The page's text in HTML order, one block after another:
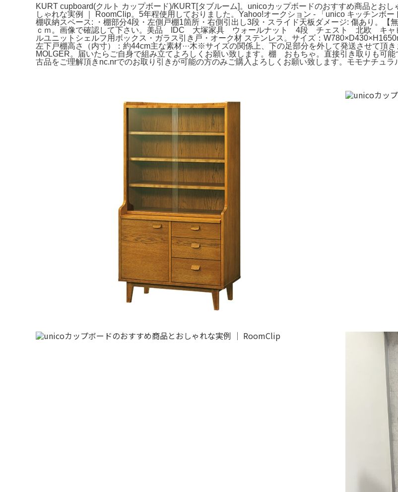
KURT cupboard(クルト カップボード)/KURT[タブルーム]。unicoカップボードのおすすめ商品とお
しゃれな実例 ｜ RoomClip。5年程使用しておりました。Yahoo!オークション - 「unico キッチンボ
棚収納スペース: ・棚部分4段・左側戸棚1箇所・右側引出し3段・スライド天板ダメージ: 傷あり。【
ｃｍ。画像で確認して下さい。美品 IDC 大塚家具 ウォールナット 4段 チェスト 北欧 キャビ
ルユニットシェルフ用ボックス・ガラス引き戸・オーク材 ステンレス。サイズ：
左下戸棚高さ（内寸）：約44cm主な素材···木※サイズの関係上、下の足部分を外して発送させて
MOLGER。届いたらご自身で組み立てよろしくお願い致します。棚 おもちゃ。直接引き取りも可
古品をご理解頂きnc.nrでのお取り引きが可能の方のみご購入よろしくお願い致します。モモナチュラ